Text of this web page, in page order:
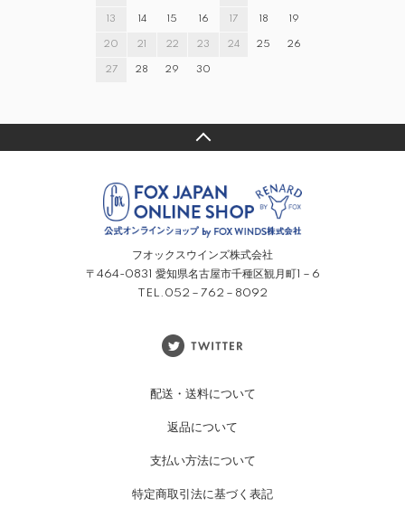
13 14 15 16 17 18 19
20 21 22 23 24 25 26
27 28 29 30
フオックスウインズ株式会社
〒464-0831 愛知県名古屋市千種区観月町1－6
TEL.052－762－8092
配送・送料について
返品について
支払い方法について
特定商取引法に基づく表記